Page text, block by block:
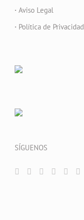
· Aviso Legal
· Política de Privacidad
SÍGUENOS